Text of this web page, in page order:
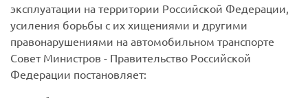
эксплуатации на территории Российской Федерации,
усиления борьбы с их хищениями и другими
правонарушениями на автомобильном транспорте
Совет Министров - Правительство Российской
Федерации постановляет: